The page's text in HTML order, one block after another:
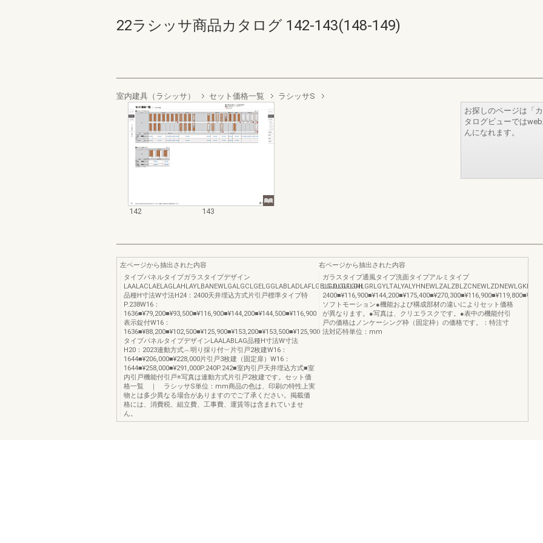
22ラシッサ商品カタログ 142-143(148-149)
室内建具（ラシッサ） セット価格一覧 ラシッサS
142 143
お探しのページは「
タログビューでは
んになれます。
左ページから抽出された内容
タイプパネルタイプガラスタイプデザイン
LAALACLAELAGLAHLAYLBANEWLGALGCLGELGGLABLADLAFLGBLGDLGFLGH
品種H寸法W寸法H24：2400天井埋込方式片引戸標準タイプ特
P.238W16：
1636■¥79,200■¥93,500■¥116,900■¥144,200■¥144,500■¥116,900
表示錠付W16：
1636■¥88,200■¥102,500■¥125,900■¥153,200■¥153,500■¥125,900
タイプパネルタイプデザインLAALABLAG品種H寸法W寸法
H20：2023連動方式︵明り採り付︶片引戸2枚建W16：
1644■¥206,000■¥228,000片引戸3枚建（固定扉）W16：
1644■¥258,000■¥291,000P.240P.242■室内引戸天井埋込方式■室
内引戸機能付引戸※写真は連動方式片引戸2枚建です。セット価
格一覧 ｜ ラシッサS単位：mm商品の色は、印刷の特性上実
物とは多少異なる場合がありますのでご了承ください。掲載価
格には、消費税、組立費、工事費、運賃等は含まれていませ
ん。
右ページから抽出された内容
ガラスタイプ通風タイプ洗面タイプアルミタイプ
ソフトモーション●機能および構成部材の違いによりセット価格
が異なります。●写真は、クリエラスクです。●表中の機能付引
戸の価格はノンケーシング枠（固定枠）の価格です。：特注寸
法対応特単位：mm